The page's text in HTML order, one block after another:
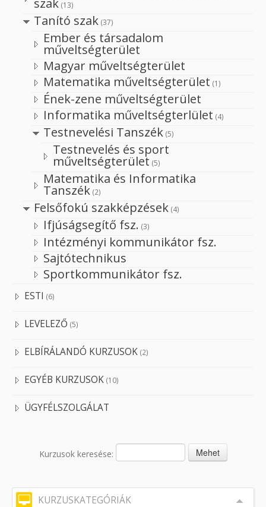
(13)
Tanító szak (37)
Ember és társadalom
műveltségterület
Magyar műveltségterület
Matematika műveltségterület (1)
Ének-zene műveltségterület
Informatika műveltségterlület (4)
Testnevelési Tanszék (5)
Testnevelés és sport
műveltségterület (5)
Matematika és Informatika
Tanszék (2)
Felsőfokú szakképzések (4)
Ifjúságsegítő fsz. (3)
Intézményi kommunikátor fsz.
Sajtótechnikus
Sportkommunikátor fsz.
ESTI (6)
LEVELEZŐ (5)
ELBÍRÁLANDÓ KURZUSOK (2)
EGYÉB KURZUSOK (10)
ÜGYFÉLSZOLGÁLAT
Kurzusok keresése:
KURZUSKATEGÓRIÁK